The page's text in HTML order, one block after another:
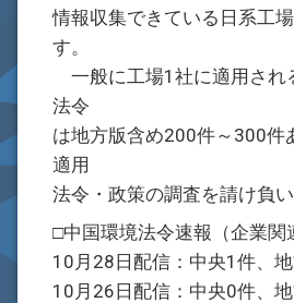
情報収集できている日系工
す。
一般に工場1社に適用され
法令
は地方版含め200件～300件
適用
法令・政策の調査を請け負い
□中国環境法令速報（企業関
10月28日配信：中央1件、
10月26日配信：中央0件、